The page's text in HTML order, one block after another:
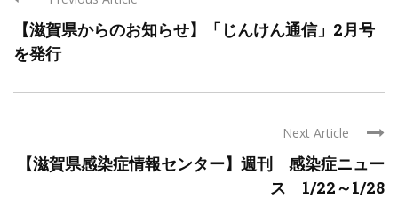
【滋賀県からのお知らせ】「じんけん通信」2月号
を発行
Next Article
【滋賀県感染症情報センター】週刊 感染症ニュー
ス 1/22～1/28